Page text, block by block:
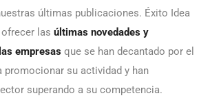
últimas publicaciones. Éxito Idea
las últimas novedades y
empresas que se han decantado por el
promocionar su actividad y han
superando a su competencia.